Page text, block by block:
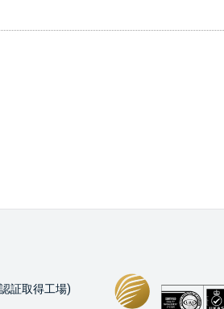
証取得工場)